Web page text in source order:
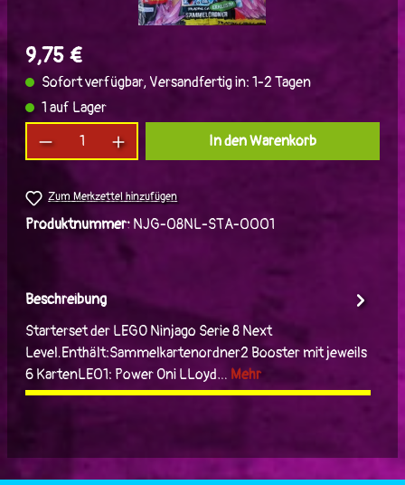
9,75 €
Sofort verfügbar, Versandfertig in: 1-2 Tagen
1 auf Lager
Produkt Anzahl: Gib den gewünschten Wert
In den Warenkorb
Zum Merkzettel hinzufügen
Produktnummer: NJG-08NL-STA-0001
Beschreibung
Starterset der LEGO Ninjago Serie 8 Next
Level.Enthält:Sammelkartenordner2 Booster mit jeweils
6 KartenLE01: Power Oni LLoyd… Mehr